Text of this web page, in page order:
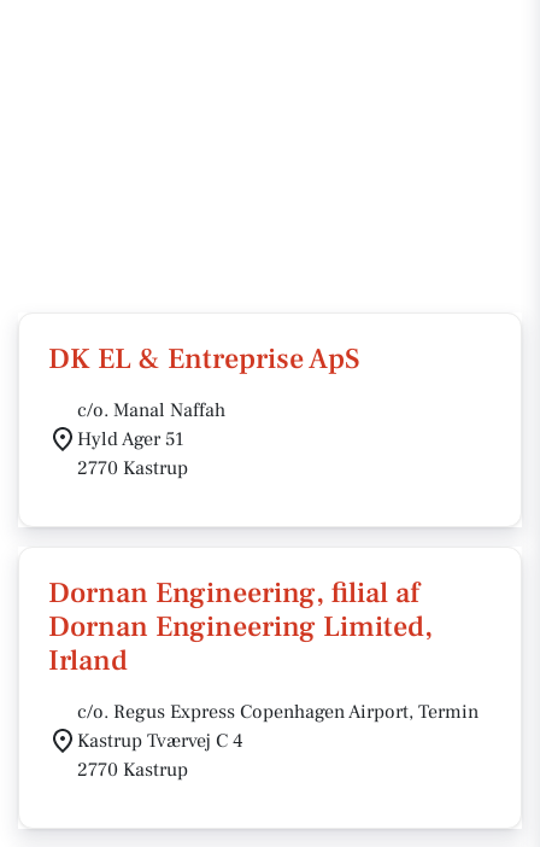
DK EL & Entreprise ApS
c/o. Manal Naffah
Hyld Ager 51
2770 Kastrup
Dornan Engineering, filial af
Dornan Engineering Limited,
Irland
c/o. Regus Express Copenhagen Airport, Termin
Kastrup Tværvej C 4
2770 Kastrup